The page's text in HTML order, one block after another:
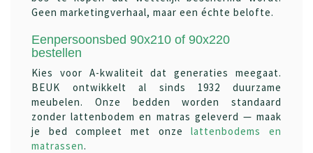
Geen marketingverhaal, maar een échte belofte.
Eenpersoonsbed 90x210 of 90x220
bestellen
Kies voor A-kwaliteit dat generaties meegaat.
BEUK ontwikkelt al sinds 1932 duurzame
meubelen. Onze bedden worden standaard
zonder lattenbodem en matras geleverd — maak
je bed compleet met onzelattenbodems en
matrassen.